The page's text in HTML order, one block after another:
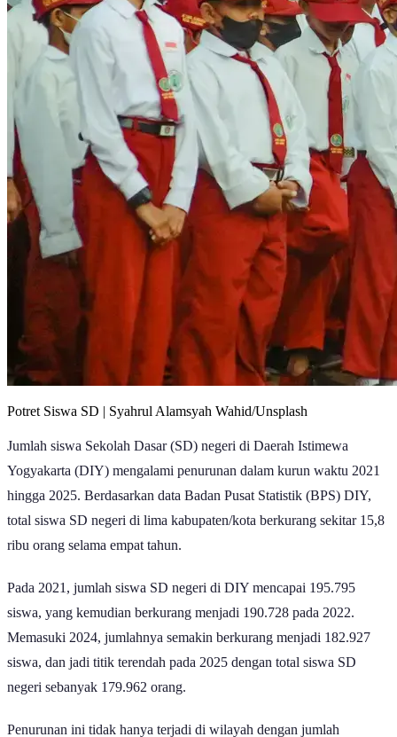
Potret Siswa SD | Syahrul Alamsyah Wahid/Unsplash
Jumlah siswa Sekolah Dasar (SD) negeri di Daerah Istimewa
Yogyakarta (DIY) mengalami penurunan dalam kurun waktu 2021
hingga 2025. Berdasarkan data Badan Pusat Statistik (BPS) DIY,
total siswa SD negeri di lima kabupaten/kota berkurang sekitar 15,8
ribu orang selama empat tahun.
Pada 2021, jumlah siswa SD negeri di DIY mencapai 195.795
siswa, yang kemudian berkurang menjadi 190.728 pada 2022.
Memasuki 2024, jumlahnya semakin berkurang menjadi 182.927
siswa, dan jadi titik terendah pada 2025 dengan total siswa SD
negeri sebanyak 179.962 orang.
Penurunan ini tidak hanya terjadi di wilayah dengan jumlah